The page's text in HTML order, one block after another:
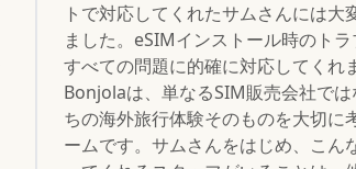
トで対応してくれたサムさんには大
ました。eSIMインストール時のトラ
すべての問題に的確に対応してくれ
Bonjolaは、単なるSIM販売会社では
ちの海外旅行体験そのものを大切に
ームです。サムさんをはじめ、こん